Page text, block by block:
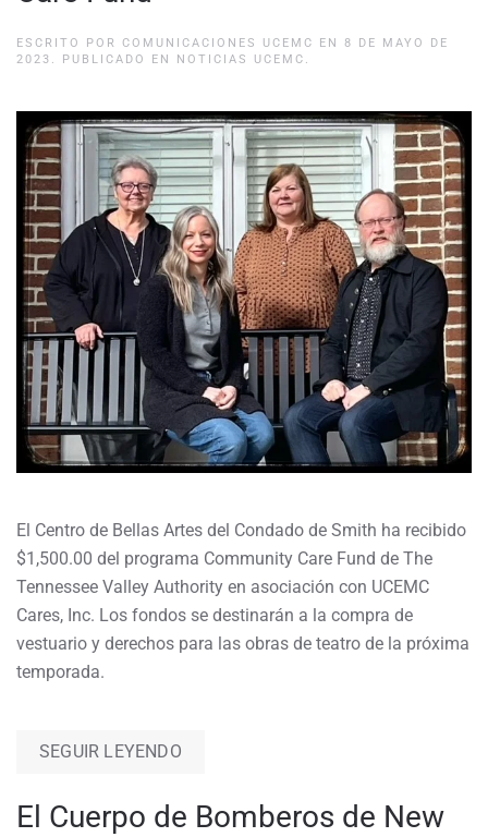
ESCRITO POR COMUNICACIONES UCEMC EN 8 DE MAYO DE
2023 . PUBLICADO EN NOTICIAS UCEMC .
El Centro de Bellas Artes del Condado de Smith ha recibido
$1,500.00 del programa Community Care Fund de The
Tennessee Valley Authority en asociación con UCEMC
Cares, Inc. Los fondos se destinarán a la compra de
vestuario y derechos para las obras de teatro de la próxima
temporada.
SEGUIR LEYENDO
El Cuerpo de Bomberos de New